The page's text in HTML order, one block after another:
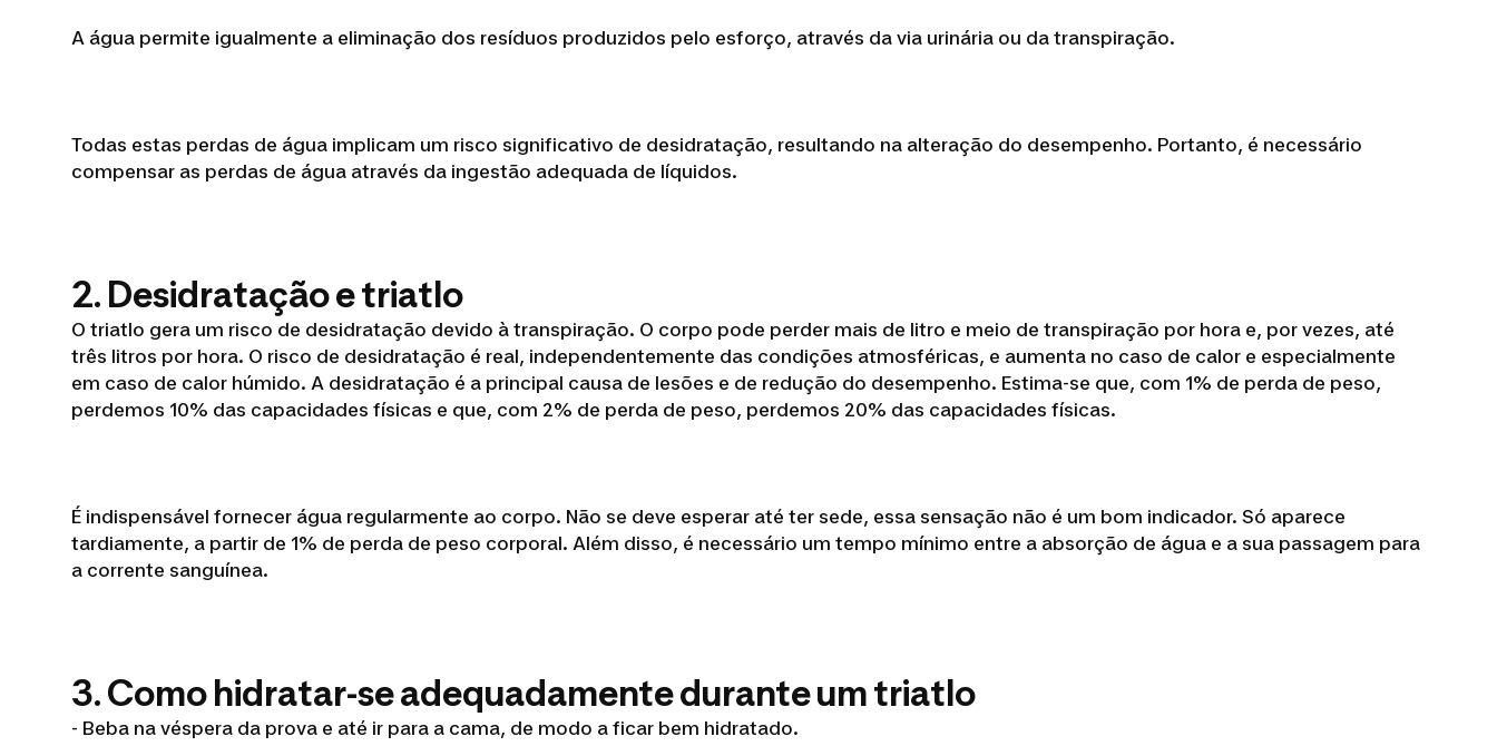
A água permite igualmente a eliminação dos resíduos produzidos pelo esforço, através da via urinária ou da transpiração.
Todas estas perdas de água implicam um risco significativo de desidratação, resultando na alteração do desempenho. Portanto, é necessário
compensar as perdas de água através da ingestão adequada de líquidos.
2. Desidratação e triatlo
O triatlo gera um risco de desidratação devido à transpiração. O corpo pode perder mais de litro e meio de transpiração por hora e, por vezes, até
três litros por hora. O risco de desidratação é real, independentemente das condições atmosféricas, e aumenta no caso de calor e especialmente
em caso de calor húmido. A desidratação é a principal causa de lesões e de redução do desempenho. Estima-se que, com 1% de perda de peso,
perdemos 10% das capacidades físicas e que, com 2% de perda de peso, perdemos 20% das capacidades físicas.
É indispensável fornecer água regularmente ao corpo. Não se deve esperar até ter sede, essa sensação não é um bom indicador. Só aparece
tardiamente, a partir de 1% de perda de peso corporal. Além disso, é necessário um tempo mínimo entre a absorção de água e a sua passagem para
a corrente sanguínea.
3. Como hidratar-se adequadamente durante um triatlo
- Beba na véspera da prova e até ir para a cama, de modo a ficar bem hidratado.